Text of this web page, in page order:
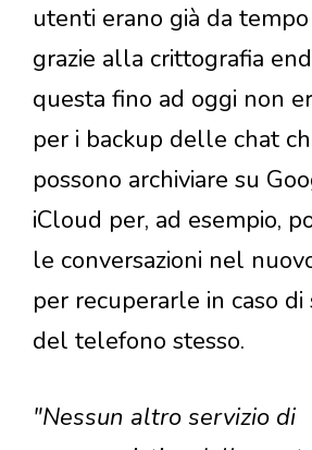
utenti erano già da
grazie alla crittografia
questa fino ad oggi non
per i backup delle chat
possono archiviare su
iCloud per, ad esempio,
le conversazioni nel
per recuperarle in caso
del telefono stesso.
"Nessun altro servizio di